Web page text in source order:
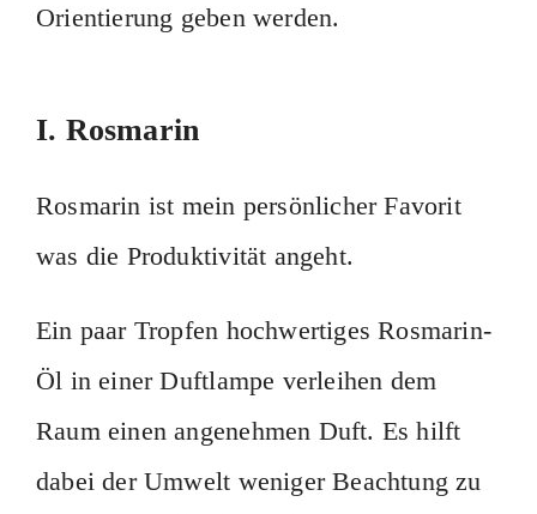
Orientierung geben werden.
I. Rosmarin
Rosmarin ist mein persönlicher Favorit
was die Produktivität angeht.
Ein paar Tropfen hochwertiges Rosmarin-
Öl in einer Duftlampe verleihen dem
Raum einen angenehmen Duft. Es hilft
dabei der Umwelt weniger Beachtung zu